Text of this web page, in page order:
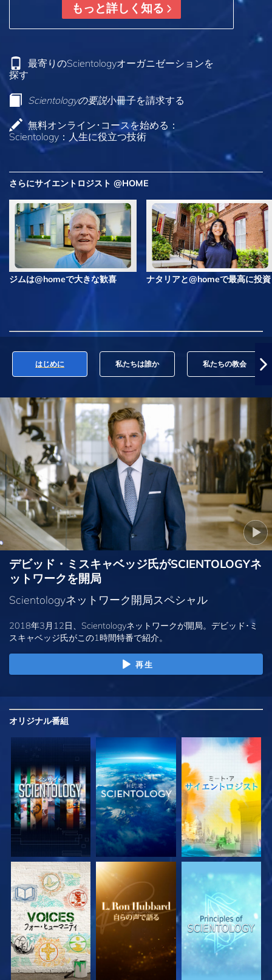
もっと詳しく知る
最寄りのScientologyオーガニゼーションを
探す
Scientologyの要説小冊子を請求する
無料オンライン･コースを始める：
Scientology：人生に役立つ技術
さらにサイエントロジスト @HOME
ジムは@homeで大きな歓喜 ナタリアと@homeで最高に投資
はじめに 私たちは誰か 私たちの教会
デビッド・ミスキャベッジ氏がSCIENTOLOGYネ
ットワークを開局
Scientologyネットワーク開局スペシャル
2018年3月12日、Scientologyネットワークが開局。デビッド･ミ
スキャベッジ氏がこの1時間特番で紹介。
再生
オリジナル番組
シリーズを探求 シリーズを探求 シリーズを探求